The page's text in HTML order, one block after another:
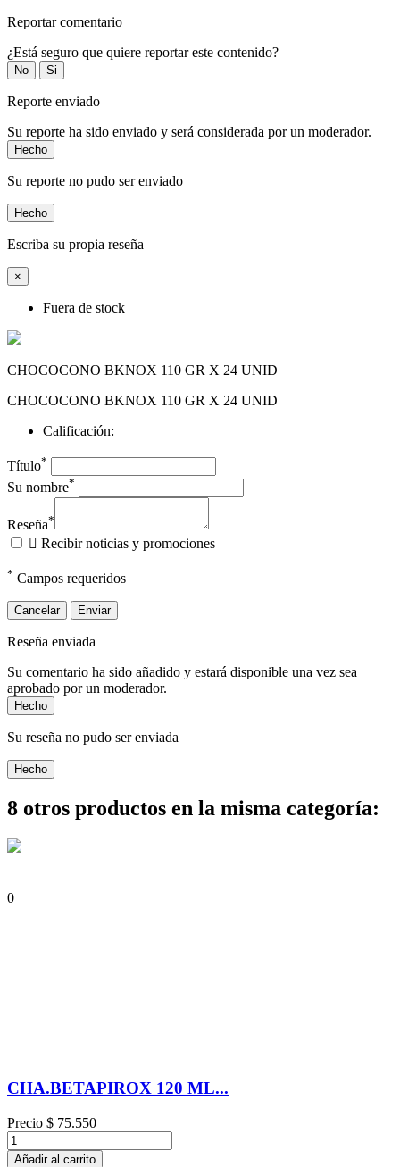
Reportar comentario
¿Está seguro que quiere reportar este contenido?
No Si
Reporte enviado
Su reporte ha sido enviado y será considerada por un moderador.
Hecho
Su reporte no pudo ser enviado
Hecho
Escriba su propia reseña
×
Fuera de stock
CHOCOCONO BKNOX 110 GR X 24 UNID
CHOCOCONO BKNOX 110 GR X 24 UNID
Calificación:
Título*
Su nombre*
Reseña*
 Recibir noticias y promociones
* Campos requeridos
Cancelar Enviar
Reseña enviada
Su comentario ha sido añadido y estará disponible una vez sea
aprobado por un moderador.
Hecho
Su reseña no pudo ser enviada
Hecho
8 otros productos en la misma categoría:
0
CHA.BETAPIROX 120 ML...
Precio $ 75.550
Añadir al carrito